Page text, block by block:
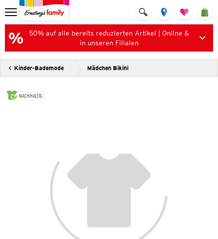
50% auf alle bereits reduzierten Artikel | Online &
in unseren Filialen
Kinder-Bademode Mädchen Bikini
NACHHALTIG